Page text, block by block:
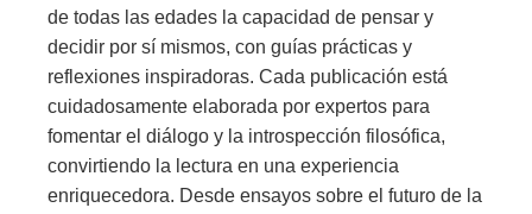
de todas las edades la capacidad de pensar y
decidir por sí mismos, con guías prácticas y
reflexiones inspiradoras. Cada publicación está
cuidadosamente elaborada por expertos para
fomentar el diálogo y la introspección filosófica,
convirtiendo la lectura en una experiencia
enriquecedora. Desde ensayos sobre el futuro de la